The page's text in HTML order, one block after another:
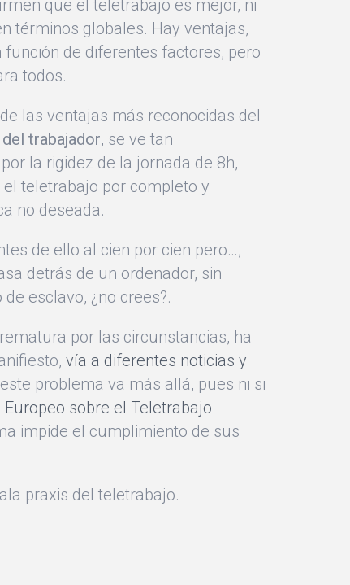
que el teletrabajo es mejor, ni
términos globales. Hay ventajas,
de diferentes factores, pero
todos.
las ventajas más reconocidas del
trabajador, se ve tan
la rigidez de la jornada de 8h,
teletrabajo por completo y
no deseada.
de ello al cien por cien pero…,
detrás de un ordenador, sin
esclavo, ¿no crees?.
por las circunstancias, ha
vía a diferentes noticias y
problema va más allá, pues ni si
sobre el Teletrabajo
impide el cumplimiento de sus
praxis del teletrabajo.